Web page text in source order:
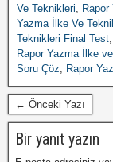
Ve Teknikleri,
Yazma İlke Ve
Teknikleri Final Test,
Rapor Yazma İlke
Soru Çöz, Rapor
← Önceki Yazı
Bir yanıt yazın